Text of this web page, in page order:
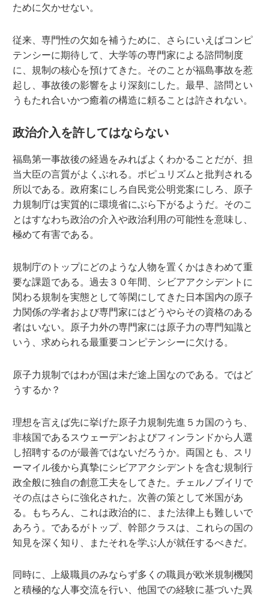
ために欠かせない。
従来、専門性の欠如を補うために、さらにいえばコンピ
テンシーに期待して、大学等の専門家による諮問制度
に、規制の核心を預けてきた。そのことが福島事故を惹
起し、事故後の影響をより深刻にした。最早、諮問とい
うもたれ合いかつ癒着の構造に頼ることは許されない。
政治介入を許してはならない
福島第一事故後の経過をみればよくわかることだが、担
当大臣の言質がよくぶれる。ポピュリズムと批判される
所以である。政府案にしろ自民党公明党案にしろ、原子
力規制庁は実質的に環境省にぶら下がるようだ。そのこ
とはすなわち政治の介入や政治利用の可能性を意味し、
極めて有害である。
規制庁のトップにどのような人物を置くかはきわめて重
要な課題である。過去３０年間、シビアアクシデントに
関わる規制を実態として等閑にしてきた日本国内の原子
力関係の学者および専門家にはどうやらその資格のある
者はいない。原子力外の専門家には原子力の専門知識と
いう、求められる最重要コンピテンシーに欠ける。
原子力規制ではわが国は未だ途上国なのである。ではど
うするか？
理想を言えば先に挙げた原子力規制先進５カ国のうち、
非核国であるスウェーデンおよびフィンランドから人選
し招聘するのが最善ではないだろうか。両国とも、スリ
ーマイル後から真摯にシビアアクシデントを含む規制行
政全般に独自の創意工夫をしてきた。チェルノブイリで
その点はさらに強化された。次善の策として米国があ
る。もちろん、これは政治的に、また法律上も難しいで
あろう。であるがトップ、幹部クラスは、これらの国の
知見を深く知り、またそれを学ぶ人が就任するべきだ。
同時に、上級職員のみならず多くの職員が欧米規制機関
と積極的な人事交流を行い、他国での経験に基づいた異